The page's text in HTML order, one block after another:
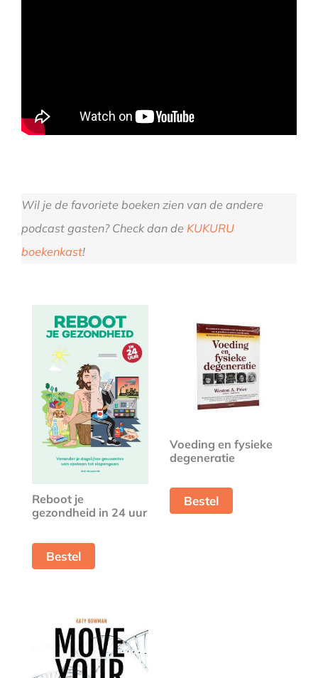
Wil je de favoriete boeken zien van de andere
podcast gasten? Check dan de KUKURU
boekenkast!
Reboot je
gezondheid in 24 uur
Bestel
Voeding en fysieke
degeneratie
Bestel